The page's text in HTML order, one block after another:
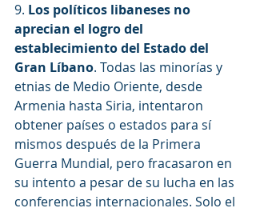
9. Los políticos libaneses no
aprecian el logro del
establecimiento del Estado del
Gran Líbano. Todas las minorías y
etnias de Medio Oriente, desde
Armenia hasta Siria, intentaron
obtener países o estados para sí
mismos después de la Primera
Guerra Mundial, pero fracasaron en
su intento a pesar de su lucha en las
conferencias internacionales. Solo el